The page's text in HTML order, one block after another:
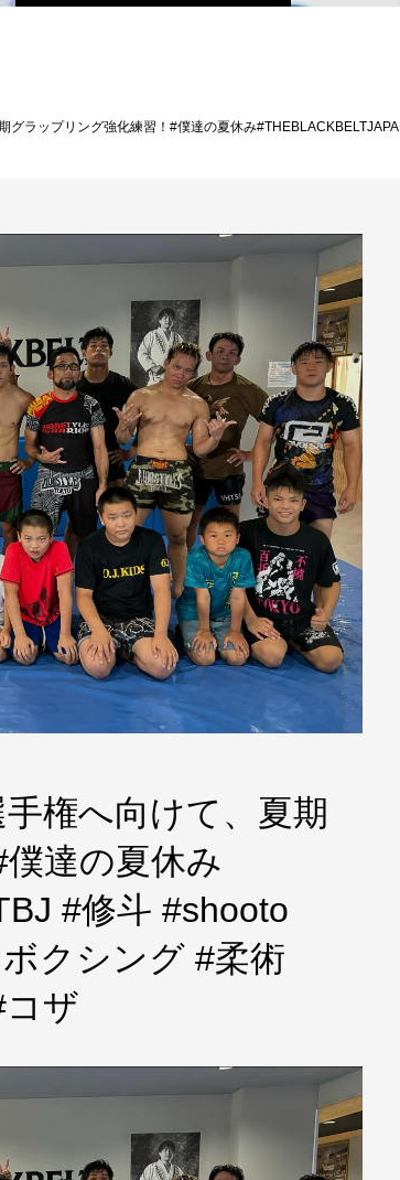
ング強化練習！#僕達の夏休み#THEBLACKBELTJAPAN #TBJ #修斗
権へ向けて、夏期
達の夏休み
#修斗 #shooto
クシング #柔術
ザ